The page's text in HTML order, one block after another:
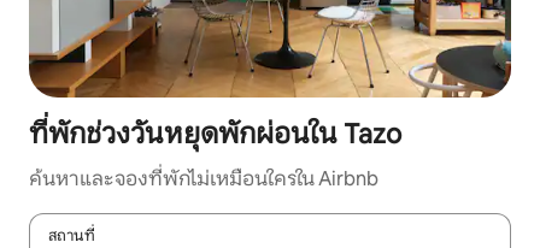
ที่พักช่วงวันหยุดพักผ่อนใน Tazo
ค้นหาและจองที่พักไม่เหมือนใครใน Airbnb
สถานที่